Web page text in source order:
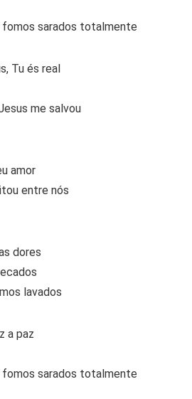
fomos sarados totalmente
Tu és real
me salvou
amor
entre nós
dores
lavados
a paz
fomos sarados totalmente